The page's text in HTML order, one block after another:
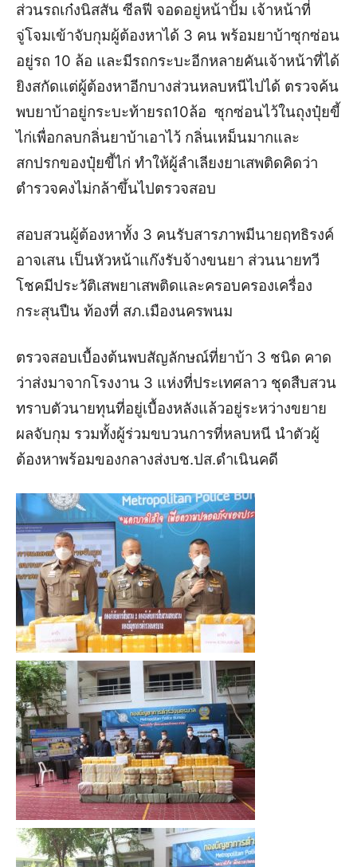
ส่วนรถเก๋งนิสสัน ซีลฟี จอดอยู่หน้าปั้ม เจ้าหน้าที่
จู่โจมเข้าจับกุมผู้ต้องหาได้ 3 คน พร้อมยาบ้าซุกซ่อน
อยู่รถ 10 ล้อ และมีรถกระบะอีกหลายคันเจ้าหน้าที่ได้
ยิงสกัดแต่ผู้ต้องหาอีกบางส่วนหลบหนีไปได้ ตรวจค้น
พบยาบ้าอยู่กระบะท้ายรถ10ล้อ ซุกซ่อนไว้ในถุงปุ๋ยขี้
ไก่เพื่อกลบกลิ่นยาบ้าเอาไว้ กลิ่นเหม็นมากและ
สกปรกของปุ๋ยขี้ไก่ ทำให้ผู้ลำเลียงยาเสพติดคิดว่า
ตำรวจคงไม่กล้าขึ้นไปตรวจสอบ
สอบสวนผู้ต้องหาทั้ง 3 คนรับสารภาพมีนายฤทธิรงค์
อาจเสน เป็นหัวหน้าแก๊งรับจ้างขนยา ส่วนนายทวี
โชคมีประวัติเสพยาเสพติดและครอบครองเครื่อง
กระสุนปืน ท้องที่ สภ.เมืองนครพนม
ตรวจสอบเบื้องต้นพบสัญลักษณ์ที่ยาบ้า 3 ชนิด คาด
ว่าส่งมาจากโรงงาน 3 แห่งที่ประเทศลาว ชุดสืบสวน
ทราบตัวนายทุนที่อยู่เบื้องหลังแล้วอยู่ระหว่างขยาย
ผลจับกุม รวมทั้งผู้ร่วมขบวนการที่หลบหนี นำตัวผู้
ต้องหาพร้อมของกลางส่งบช.ปส.ดำเนินคดี